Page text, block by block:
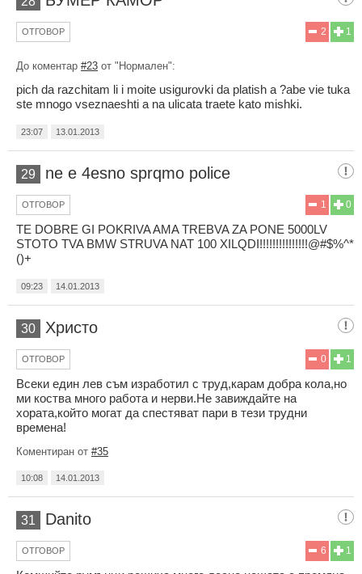
1
2
ОТГОВОР
До коментар #23 от "Нормален":
pich da razchitam li i moite usigurovki da platish a ?abe vie tuka
ste mnogo vseznaeshti a na ulicata traete kato mishki.
23:07 13.01.2013
29 ne e 4esno sprqmo police
0
1
ОТГОВОР
TE DOBRE GI POKRIVA AMA TREBVA ZA PONE 5000LV
STOTO TVA BMW STRUVA NAT 100 XILQDI!!!!!!!!!!!!!!!@#$%^*
()+
09:23 14.01.2013
30 Христо
1
0
ОТГОВОР
Всеки един лев съм изработил с труд,карам добра кола,но
ми коства много работа и нерви.Не завиждайте на
хората,който могат да спестяват пари в тези трудни
времена!
Коментиран от #35
10:08 14.01.2013
31 Danito
1
6
ОТГОВОР